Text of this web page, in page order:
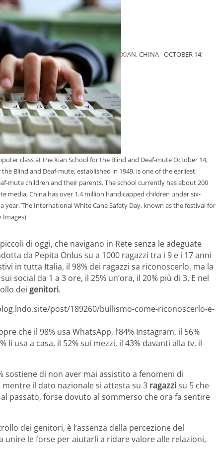
XIAN, CHINA - OCTOBER 14:
class at the Xian School for the Blind and Deaf-mute October 14,
Blind and Deaf-mute, established in 1949, is one of the earliest
mute children and their parents. The school currently has about 200
media, China has over 1.4 million handicapped children under six-
The International White Cane Safety Day, known as the festival for
Images)
di oggi, che navigano in Rete senza le adeguate
da Pepita Onlus su a 1000 ragazzi tra i 9 e i 17 anni
in tutta Italia, il 98% dei ragazzi sa riconoscerlo, ma la
social da 1 a 3 ore, il 25% un’ora, il 20% più di 3. E nel
dei genitori.
post/189260/bullismo-come-riconoscerlo-e-
che il 98% usa WhatsApp, l’84% Instagram, il 56%
li usa a casa, il 52% sui mezzi, il 43% davanti alla tv, il
sostiene di non aver mai assistito a fenomeni di
il dato nazionale si attesta su 3 ragazzisu 5 che
passato, forse dovuto al sommerso che ora fa sentire
dei genitori, è l’assenza della percezione del
le forse per aiutarli a ridare valore alle relazioni,